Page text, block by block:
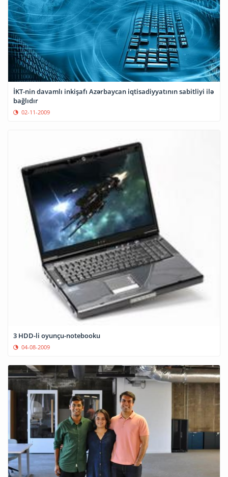
İKT-nin davamlı inkişafı Azərbaycan iqtisadiyyatının sabitliyi ilə
bağlıdır
02-11-2009
3 HDD-li oyunçu-notebooku
04-08-2009